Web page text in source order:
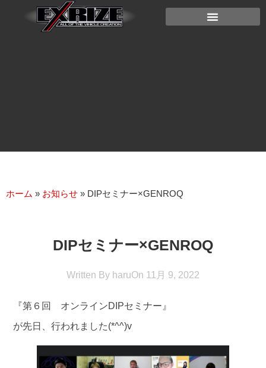
ホーム » お知らせ » DIPセミナー×GENROQ
DIPセミナー×GENROQ
Written By haruOn 11月 9, 2022
『第６回 オンラインDIPセミナー』
が先日、行われました(*^^)v